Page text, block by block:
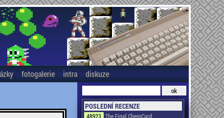
fotogalerie intra diskuze
POSLEDNÍ RECENZE
48923 The Final ChessCard